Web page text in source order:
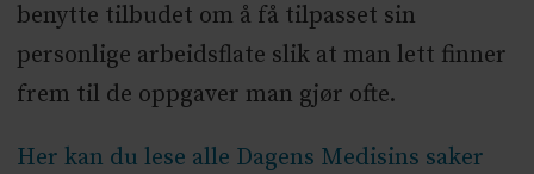
benytte tilbudet om å få tilpasset sin
personlige arbeidsflate slik at man lett finner
frem til de oppgaver man gjør ofte.
Her kan du lese alle Dagens Medisins saker